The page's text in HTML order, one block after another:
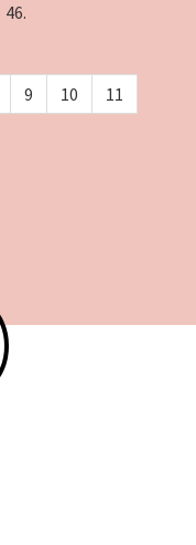
46.
9 10
11